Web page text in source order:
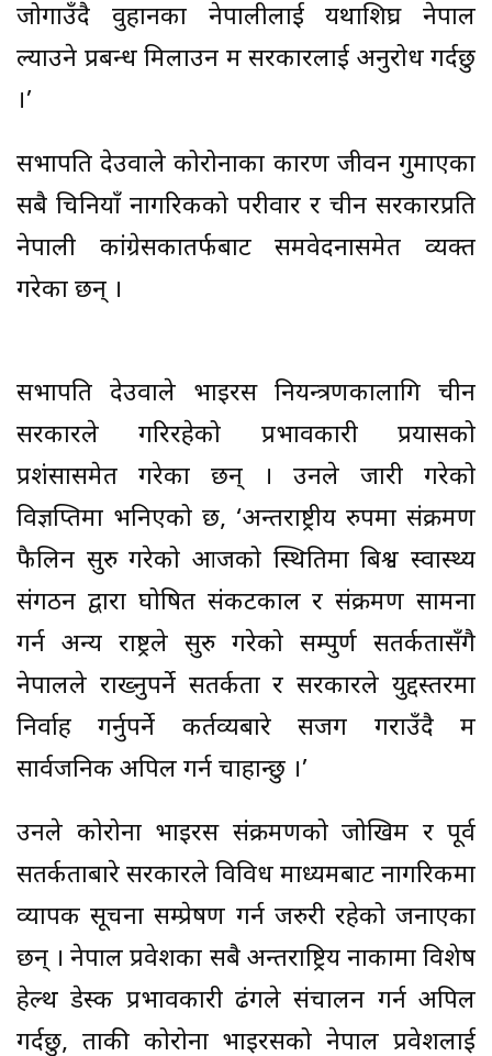
जोगाउँदै वुहानका नेपालीलाई यथाशिघ्र नेपाल
ल्याउने प्रबन्ध मिलाउन म सरकारलाई अनुरोध गर्दछु
।’
सभापति देउवाले कोरोनाका कारण जीवन गुमाएका
सबै चिनियाँ नागरिकको परीवार र चीन सरकारप्रति
नेपाली कांग्रेसकातर्फबाट समवेदनासमेत व्यक्त
गरेका छन् ।
सभापति देउवाले भाइरस नियन्त्रणकालागि चीन
सरकारले गरिरहेको प्रभावकारी प्रयासको
प्रशंसासमेत गरेका छन् । उनले जारी गरेको
विज्ञप्तिमा भनिएको छ, ‘अन्तराष्ट्रीय रुपमा संक्रमण
फैलिन सुरु गरेको आजको स्थितिमा बिश्व स्वास्थ्य
संगठन द्वारा घोषित संकटकाल र संक्रमण सामना
गर्न अन्य राष्ट्रले सुरु गरेको सम्पुर्ण सतर्कतासँगै
नेपालले राख्नुपर्ने सतर्कता र सरकारले युद्दस्तरमा
निर्वाह गर्नुपर्ने कर्तव्यबारे सजग गराउँदै म
सार्वजनिक अपिल गर्न चाहान्छु ।’
उनले कोरोना भाइरस संक्रमणको जोखिम र पूर्व
सतर्कताबारे सरकारले विविध माध्यमबाट नागरिकमा
व्यापक सूचना सम्प्रेषण गर्न जरुरी रहेको जनाएका
छन् । नेपाल प्रवेशका सबै अन्तराष्ट्रिय नाकामा विशेष
हेल्थ डेस्क प्रभावकारी ढंगले संचालन गर्न अपिल
गर्दछु, ताकी कोरोना भाइरसको नेपाल प्रवेशलाई